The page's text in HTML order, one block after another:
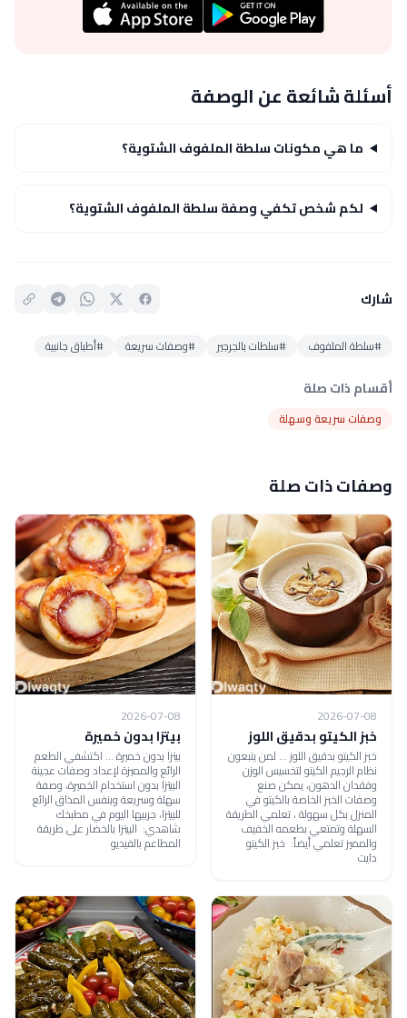
أسئلة شائعة عن الوصفة
ما هي مكونات سلطة الملفوف الشتوية؟
لكم شخص تكفي وصفة سلطة الملفوف الشتوية؟
شارك
#سلطة الملفوف #سلطات بالجرجير #وصفات سريعة #أطباق جانبية
أقسام ذات صلة
وصفات سريعة وسهلة
وصفات ذات صلة
2026-07-08
خبز الكيتو بدقيق اللوز
خبز الكيتو بدقيق اللوز ... لمن يتبعون
نظام الرجيم الكيتو لتخسيس الوزن
وفقدان الدهون، يمكن صنع
وصفات الخبز الخاصة بالكيتو في
المنزل بكل سهولة ، تعلمي الطريقة
السهلة وتمتعي بطعمه الخفيف
والمميز تعلمي أيضاً: خبز الكيتو
دايت
2026-07-08
بيتزا بدون خميرة
بيتزا بدون خميرة ... اكتشفي الطعم
الرائع والمميزة لإعداد وصفات عجينة
البيتزا بدون استخدام الخميرة، وصفة
سهلة وسريعة وبنفس المذاق الرائع
للبيتزا، جربيها اليوم في مطبخك
شاهدي: البيتزا بالخضار على طريقة
المطاعم بالفيديو